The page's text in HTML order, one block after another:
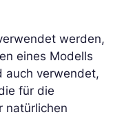
werden,
eines Modells
auch verwendet,
für die
natürlichen